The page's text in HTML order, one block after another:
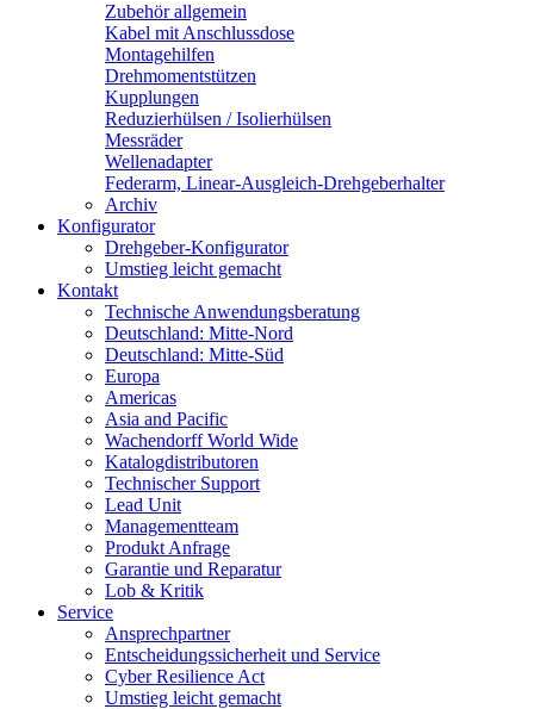
Zubehör allgemein
Kabel mit Anschlussdose
Montagehilfen
Drehmomentstützen
Kupplungen
Reduzierhülsen / Isolierhülsen
Messräder
Wellenadapter
Federarm, Linear-Ausgleich-Drehgeberhalter
Archiv
Konfigurator
Drehgeber-Konfigurator
Umstieg leicht gemacht
Kontakt
Technische Anwendungsberatung
Deutschland: Mitte-Nord
Deutschland: Mitte-Süd
Europa
Americas
Asia and Pacific
Wachendorff World Wide
Katalogdistributoren
Technischer Support
Lead Unit
Managementteam
Produkt Anfrage
Garantie und Reparatur
Lob & Kritik
Service
Ansprechpartner
Entscheidungssicherheit und Service
Cyber Resilience Act
Umstieg leicht gemacht